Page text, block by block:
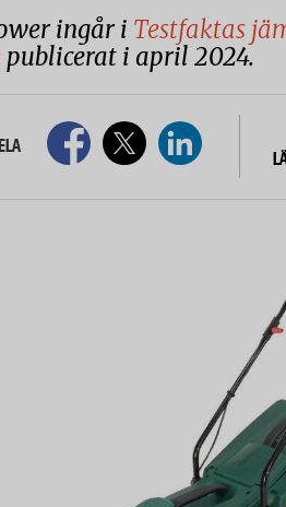
ingår i Testfaktas
publicerat i april 2024.